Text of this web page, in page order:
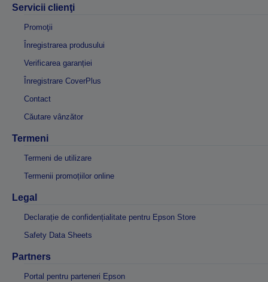
Servicii clienţi
Promoţii
Înregistrarea produsului
Verificarea garanției
Înregistrare CoverPlus
Contact
Căutare vânzător
Termeni
Termeni de utilizare
Termenii promoțiilor online
Legal
Declarație de confidențialitate pentru Epson Store
Safety Data Sheets
Partners
Portal pentru parteneri Epson